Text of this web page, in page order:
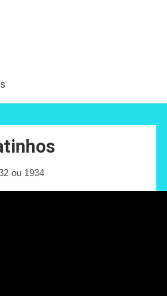
ou 1934